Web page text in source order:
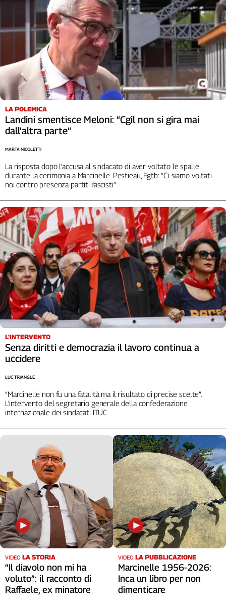
Liguria
Marche
Sardegna
Sicilia
Toscana
Trentino
Umbria
Valle
Archivio
Storico
2014
Cerca
Contatti
La
redazione
Newsletter
LA POLEMICA
Landini smentisce Meloni: “Cgil non si gira mai
dall'altra parte”
La risposta dopo l’accusa al sindacato di aver voltato le spalle
durante la cerimonia a Marcinelle. Pestieau, Fgtb: “Ci siamo voltati
noi contro presenza partiti fascisti”
MARTA NICOLETTI
L'INTERVENTO
Senza diritti e democrazia il lavoro continua a
uccidere
“Marcinelle non fu una fatalità ma il risultato di precise scelte”.
L’intervento del segretario generale della confederazione
internazionale dei sindacati ITUC
LUC TRIANGLE
VIDEO LA STORIA
“Il diavolo non mi ha
voluto”: il racconto di
Raffaele, ex minatore
VIDEO LA PUBBLICAZIONE
Marcinelle 1956-2026:
Inca un libro per non
dimenticare